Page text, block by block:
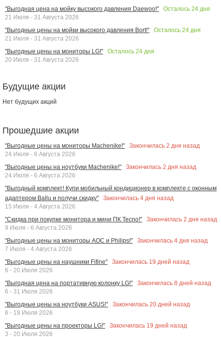
"Выгодная цена на мойку высокого давления Daewoo!"
Осталось 24 дня
21 Июля - 31 Августа 2026
"Выгодные цены на мойки высокого давления Bort!"
Осталось 24 дня
21 Июля - 31 Августа 2026
"Выгодные цены на мониторы LG!"
Осталось 24 дня
20 Июля - 31 Августа 2026
Будущие акции
Нет будущих акций
Прошедшие акции
"Выгодные цены на мониторы Machenike!" Закончилась 2 дня назад
24 Июля - 6 Августа 2026
"Выгодные цены на ноутбуки Machenike!"
Закончилась 2 дня назад
24 Июля - 6 Августа 2026
"Выгодный комплект! Купи мобильный кондиционер в комплекте с оконным
адаптером Ballu и получи скидку"
Закончилась 4 дня назад
15 Июля - 4 Августа 2026
"Скидка при покупке монитора и мини ПК Tecno!"
Закончилась 2 дня назад
9 Июля - 6 Августа 2026
"Выгодные цены на мониторы AOC и Philips!"
Закончилась 4 дня назад
7 Июля - 4 Августа 2026
"Выгодные цены на наушники Fifine"
Закончилась 19 дней назад
6 - 20 Июля 2026
"Выгодная цена на портативную колонку LG!"
Закончилась 8 дней назад
6 - 31 Июля 2026
"Выгодные цены на ноутбуки ASUS!"
Закончилась 20 дней назад
6 - 19 Июля 2026
"Выгодные цены на проекторы LG!"
Закончилась 19 дней назад
3 - 20 Июля 2026